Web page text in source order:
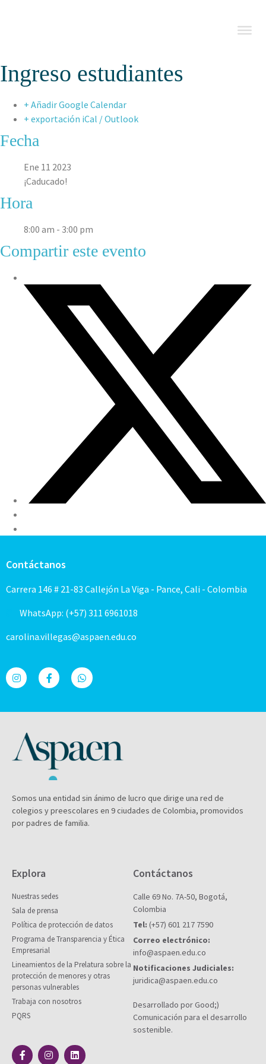
Ingreso estudiantes
+ Añadir Google Calendar
+ exportación iCal / Outlook
Fecha
Ene 11 2023
¡Caducado!
Hora
8:00 am - 3:00 pm
Compartir este evento
Contáctanos
Carrera 146 # 21-83 Callejón La Viga - Pance, Cali - Colombia
WhatsApp: (+57) 311 6961018
carolina.villegas@aspaen.edu.co
Somos una entidad sin ánimo de lucro que dirige una red de
colegios y preescolares en 9 ciudades de Colombia, promovidos
por padres de familia.
Explora
Nuestras sedes
Sala de prensa
Política de protección de datos
Programa de Transparencia y Ética
Empresarial
Lineamientos de la Prelatura sobre la
protección de menores y otras
personas vulnerables
Trabaja con nosotros
PQRS
Contáctanos
Calle 69 No. 7A-50, Bogotá,
Colombia
Tel: (+57) 601 217 7590
Correo electrónico:
info@aspaen.edu.co
Notificaciones Judiciales:
juridica@aspaen.edu.co
Desarrollado por Good;)
Comunicación para el desarrollo
sostenible.